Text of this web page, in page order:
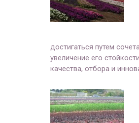
достигаться путем
увеличение его
качества, отбора и